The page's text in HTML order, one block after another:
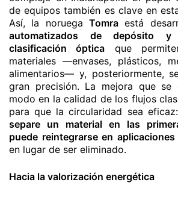
de equipos también es clave en
Así, la noruega Tomra está
automatizados de depósito y
clasificación óptica que
materiales —envases, plásticos,
alimentarios— y, posteriormente,
gran precisión. La mejora que se
modo en la calidad de los flujos
para que la circularidad sea eficaz:
separe un material en las
puede reintegrarse en
en lugar de ser eliminado.
Hacia la valorización energética